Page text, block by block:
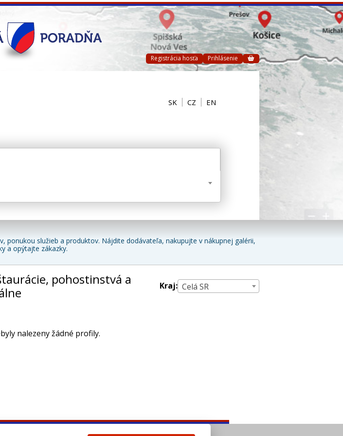
Registrácia hosťa Prihlásenie
SK CZ EN
služieb a produktov. Nájdite dodávateľa, nakupujte v nákupnej galérii,
a opýtajte zákazky.
pohostinstvá a
Kraj: Celá SR
nalezeny žádné profily.